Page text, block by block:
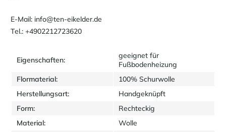
E-Mail: info@ten-eikelder.de
Tel.: +4902212723620
Eigenschaften:
geeignet für
Fußbodenheizung
Flormaterial:
100% Schurwolle
Herstellungsart:
Handgeknüpft
Form:
Rechteckig
Material:
Wolle